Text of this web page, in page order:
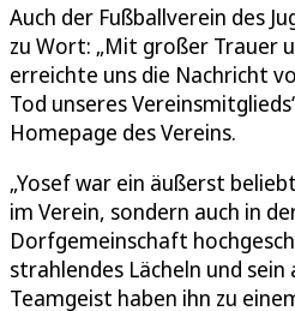
Auch der Fußballverein des
zu Wort: „Mit großer Trauer
erreichte uns die Nachricht
Tod unseres
Homepage des Vereins.
„Yosef war ein äußerst
im Verein, sondern auch in
Dorfgemeinschaft
strahlendes Lächeln und
Teamgeist haben ihn zu